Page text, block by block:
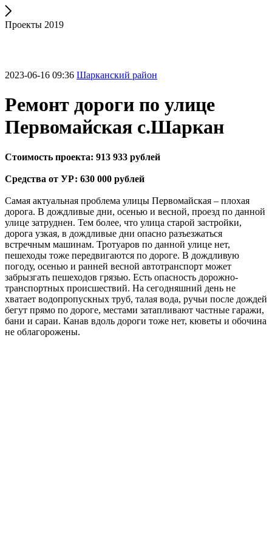
Проекты 2019
2023-06-16 09:36 Шарканский район
Ремонт дороги по улице
Первомайская с.Шаркан
Стоимость проекта: 913 933 рублей
Средства от УР: 630 000 рублей
Самая актуальная проблема улицы Первомайская – плохая
дорога. В дождливые дни, осенью и весной, проезд по данной
улице затруднен. Тем более, что улица старой застройки,
дорога узкая, в дождливые дни опасно разъезжаться
встречным машинам. Тротуаров по данной улице нет,
пешеходы тоже передвигаются по дороге. В дождливую
погоду, осенью и ранней весной автотранспорт может
забрызгать пешеходов грязью. Есть опасность дорожно-
транспортных происшествий. На сегодняшний день не
хватает водопропускных труб, талая вода, ручьи после дождей
бегут прямо по дороге, местами затапливают частные гаражи,
бани и сараи. Канав вдоль дороги тоже нет, кюветы и обочина
не облагорожены.